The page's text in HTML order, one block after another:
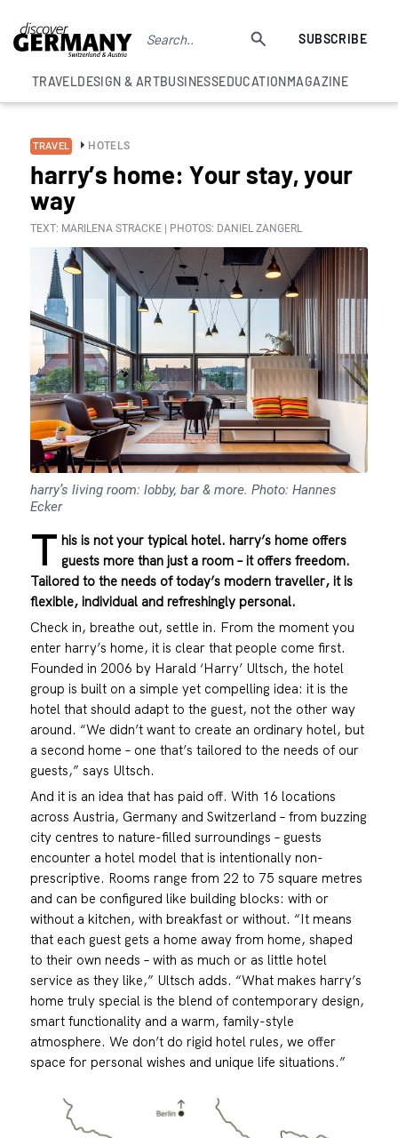
SUBSCRIBE
TRAVELDESIGN & ARTBUSINESSEDUCATIONMAGAZINE
TRAVEL HOTELS
harry’s home: Your stay, your
way
TEXT: MARILENA STRACKE | PHOTOS: DANIEL ZANGERL
harry’s living room: lobby, bar & more. Photo: Hannes
Ecker
T his is not your typical hotel. harry’s home offers
guests more than just a room – it offers freedom.
Tailored to the needs of today’s modern traveller, it is
flexible, individual and refreshingly personal.
Check in, breathe out, settle in. From the moment you
enter harry’s home, it is clear that people come first.
Founded in 2006 by Harald ‘Harry’ Ultsch, the hotel
group is built on a simple yet compelling idea: it is the
hotel that should adapt to the guest, not the other way
around. “We didn’t want to create an ordinary hotel, but
a second home – one that’s tailored to the needs of our
guests,” says Ultsch.
And it is an idea that has paid off. With 16 locations
across Austria, Germany and Switzerland – from buzzing
city centres to nature-filled surroundings – guests
encounter a hotel model that is intentionally non-
prescriptive. Rooms range from 22 to 75 square metres
and can be configured like building blocks: with or
without a kitchen, with breakfast or without. “It means
that each guest gets a home away from home, shaped
to their own needs – with as much or as little hotel
service as they like,” Ultsch adds. “What makes harry’s
home truly special is the blend of contemporary design,
smart functionality and a warm, family-style
atmosphere. We don’t do rigid hotel rules, we offer
space for personal wishes and unique life situations.”